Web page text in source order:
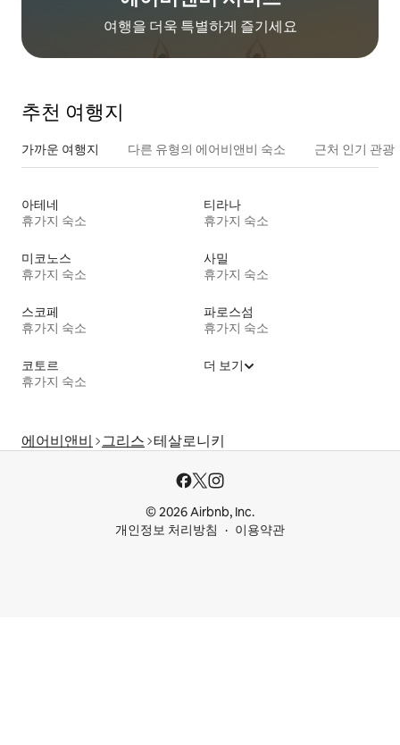
여행을 더욱 특별하게 즐기세요
추천 여행지
가까운 여행지 다른 유형의 에어비앤비 숙소 근처 인기 관광
아테네
휴가지 숙소
티라나
휴가지 숙소
미코노스
휴가지 숙소
사밀
휴가지 숙소
스코페
휴가지 숙소
파로스섬
휴가지 숙소
코토르
휴가지 숙소
더 보기
에어비앤비 그리스 테살로니키
© 2026 Airbnb, Inc.
개인정보 처리방침
이용약관